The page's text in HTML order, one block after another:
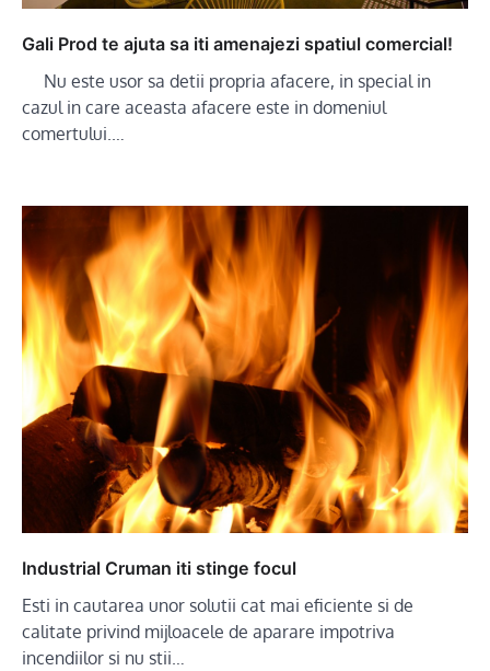
Gali Prod te ajuta sa iti amenajezi spatiul comercial!
Nu este usor sa detii propria afacere, in special in
cazul in care aceasta afacere este in domeniul
comertului.…
Industrial Cruman iti stinge focul
Esti in cautarea unor solutii cat mai eficiente si de
calitate privind mijloacele de aparare impotriva
incendiilor si nu stii…